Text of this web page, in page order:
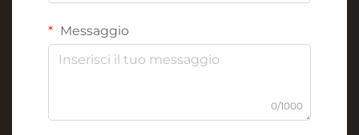
Messaggio
0/1000